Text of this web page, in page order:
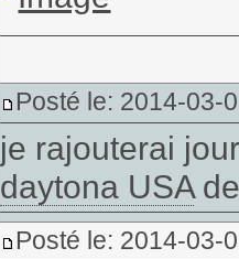
Posté le: 2014-03-
je rajouterai
daytona USA
Posté le: 2014-03-